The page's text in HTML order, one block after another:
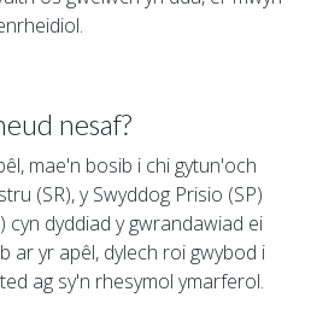
nesaf?
mae'n bosib i chi gytun'och
(SR), y Swyddog Prisio (SP)
dyddiad y gwrandawiad ei
ar yr apêl, dylech roi gwybod i
ag sy'n rhesymol ymarferol.